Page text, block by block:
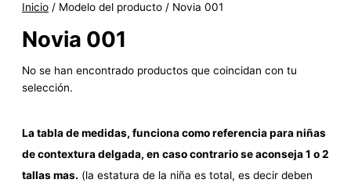
La tabla de medidas, funciona como referencia para niñas
de contextura delgada, en caso contrario se aconseja 1 o 2
tallas mas. (la estatura de la niña es total, es decir deben
Inicio / Modelo del producto / Novia 001
Novia 001
No se han encontrado productos que coincidan con tu
selección.